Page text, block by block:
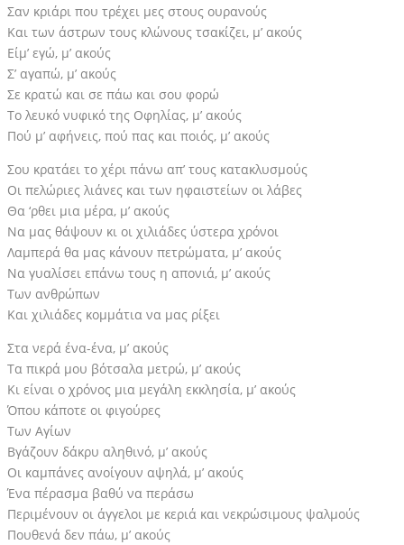
Σαν κριάρι που τρέχει μες στους ουρανούς
Και των άστρων τους κλώνους τσακίζει, μ’ ακούς
Είμ’ εγώ, μ’ ακούς
Σ’ αγαπώ, μ’ ακούς
Σε κρατώ και σε πάω και σου φορώ
Το λευκό νυφικό της Οφηλίας, μ’ ακούς
Πού μ’ αφήνεις, πού πας και ποιός, μ’ ακούς
Σου κρατάει το χέρι πάνω απ’ τους κατακλυσμούς
Οι πελώριες λιάνες και των ηφαιστείων οι λάβες
Θα ‘ρθει μια μέρα, μ’ ακούς
Να μας θάψουν κι οι χιλιάδες ύστερα χρόνοι
Λαμπερά θα μας κάνουν πετρώματα, μ’ ακούς
Να γυαλίσει επάνω τους η απονιά, μ’ ακούς
Των ανθρώπων
Και χιλιάδες κομμάτια να μας ρίξει
Στα νερά ένα-ένα, μ’ ακούς
Τα πικρά μου βότσαλα μετρώ, μ’ ακούς
Κι είναι ο χρόνος μια μεγάλη εκκλησία, μ’ ακούς
Όπου κάποτε οι φιγούρες
Των Αγίων
Βγάζουν δάκρυ αληθινό, μ’ ακούς
Οι καμπάνες ανοίγουν αψηλά, μ’ ακούς
Ένα πέρασμα βαθύ να περάσω
Περιμένουν οι άγγελοι με κεριά και νεκρώσιμους ψαλμούς
Πουθενά δεν πάω, μ’ ακούς